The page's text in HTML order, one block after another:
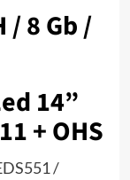
/ 8 Gb /
14”
+ OHS
/